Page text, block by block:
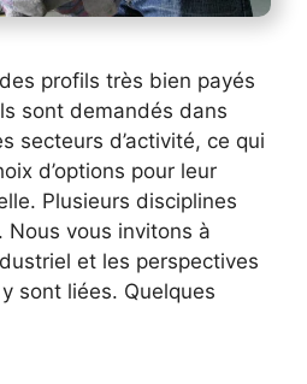
profils très bien payés
sont demandés dans
secteurs d’activité, ce qui
d’options pour leur
Plusieurs disciplines
Nous vous invitons à
et les perspectives
sont liées. Quelques